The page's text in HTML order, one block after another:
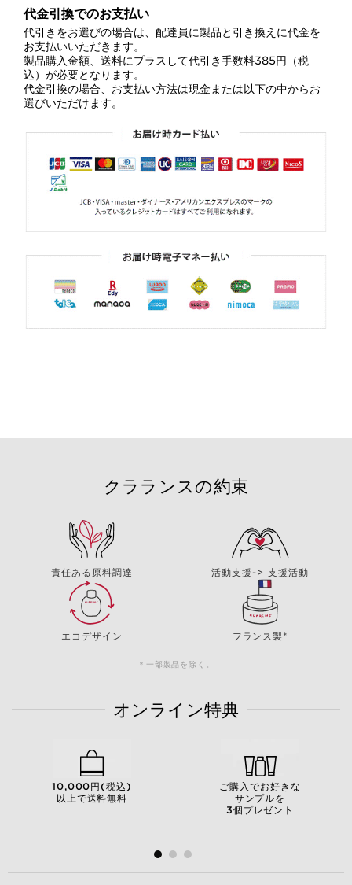
代金引換でのお支払い
代引きをお選びの場合は、配達員に製品と引き換えに代金を
お支払いいただきます。
製品購入金額、送料にプラスして代引き手数料385円（税
込）が必要となります。
代金引換の場合、お支払い方法は現金または以下の中からお
選びいただけます。
クラランスの約束
責任ある原料調達 活動支援-> 支援活動
エコデザイン フランス製*
＊一部製品を除く。
オンライン特典
10,000円(税込)
以上で送料無料
ご購入でお好きな
サンプルを
3個プレゼント